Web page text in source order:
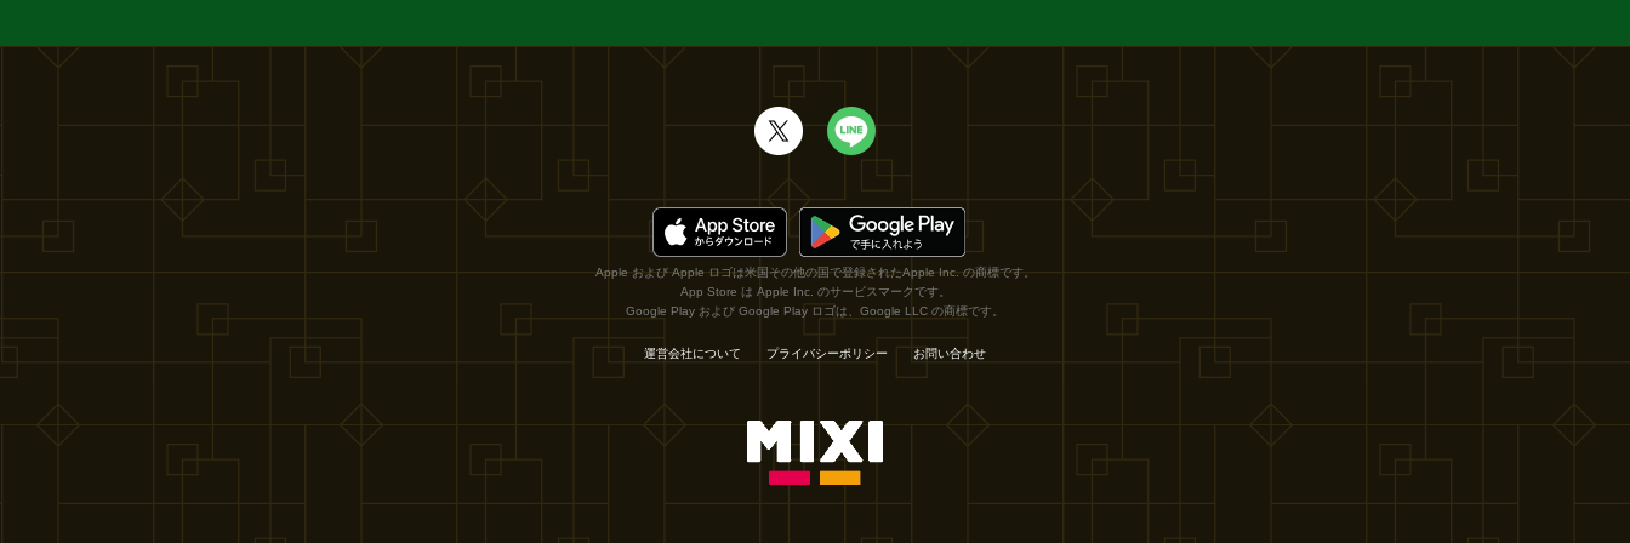
Apple および Apple ロゴは米国その他の国で登録されたApple Inc. の商標です。
App Store は Apple Inc. のサービスマークです。
Google Play および Google Play ロゴは、Google LLC の商標です。
運営会社について プライバシーポリシー お問い合わせ